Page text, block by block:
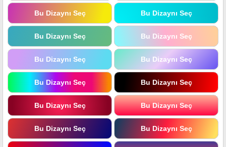
Bu Dizaynı Seç Bu Dizaynı Seç
Bu Dizaynı Seç Bu Dizaynı Seç
Bu Dizaynı Seç Bu Dizaynı Seç
Bu Dizaynı Seç Bu Dizaynı Seç
Bu Dizaynı Seç Bu Dizaynı Seç
Bu Dizaynı Seç Bu Dizaynı Seç